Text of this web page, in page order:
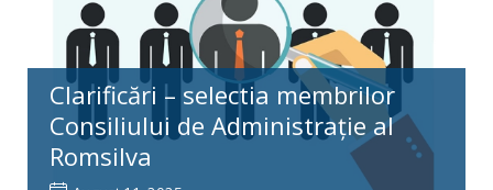
Clarificări – selectia membrilor
Consiliului de Administrație al
Romsilva